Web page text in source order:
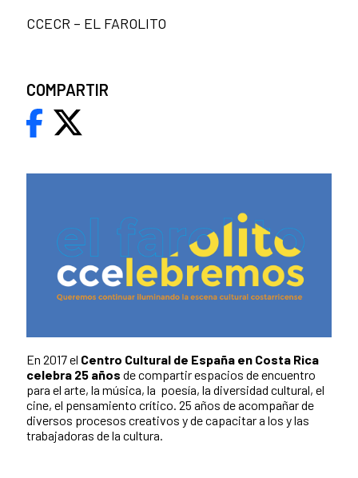
En 2017 el Centro Cultural de España en Costa Rica
celebra 25 años de compartir espacios de encuentro
para el arte, la música, la poesía, la diversidad cultural, el
cine, el pensamiento crítico. 25 años de acompañar de
diversos procesos creativos y de capacitar a los y las
trabajadoras de la cultura.
CCECR – EL FAROLITO
COMPARTIR